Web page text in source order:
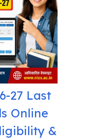
27 Last
Online
&